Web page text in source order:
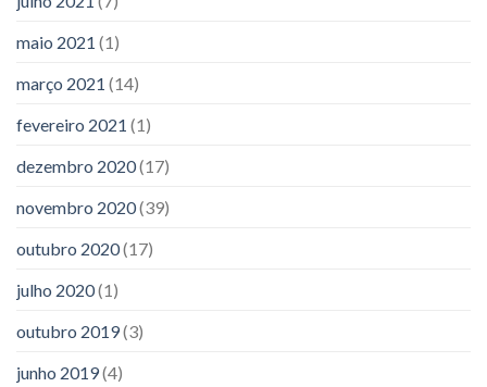
maio 2021 (1)
março 2021 (14)
fevereiro 2021 (1)
dezembro 2020(17)
novembro 2020(39)
outubro 2020(17)
julho 2020(1)
outubro 2019(3)
junho 2019(4)